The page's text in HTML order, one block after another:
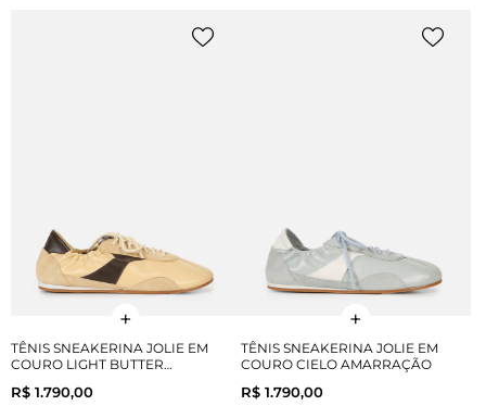
TÊNIS SNEAKERINA JOLIE EM
COURO LIGHT BUTTER
R$ 1.790,00
TÊNIS SNEAKERINA JOLIE EM
COURO CIELO AMARRAÇÃO
R$ 1.790,00